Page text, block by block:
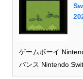
ゲームボーイ
バンス Nintendo